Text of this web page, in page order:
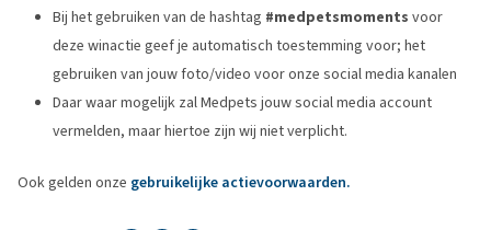
Bij het gebruiken van de hashtag #medpetsmoments voor
deze winactie geef je automatisch toestemming voor; het
gebruiken van jouw foto/video voor onze social media kanalen
Daar waar mogelijk zal Medpets jouw social media account
vermelden, maar hiertoe zijn wij niet verplicht.
Ook gelden onze gebruikelijke actievoorwaarden.